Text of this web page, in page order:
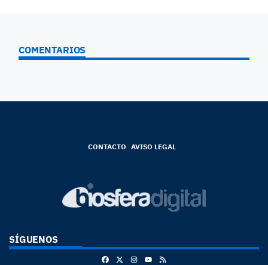
COMENTARIOS
CONTACTO AVISO LEGAL
SÍGUENOS
FacebookInstagram